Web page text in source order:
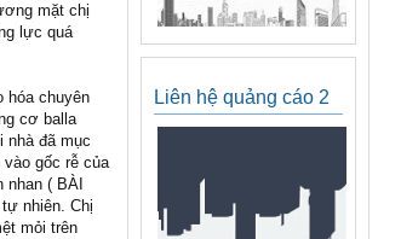
mặt chị
lực quá
hóa chuyên
cơ balla
nhà đã mục
gốc rễ của
( BÀI
nhiên. Chị
mỏi trên
Liên hệ quảng cáo 2